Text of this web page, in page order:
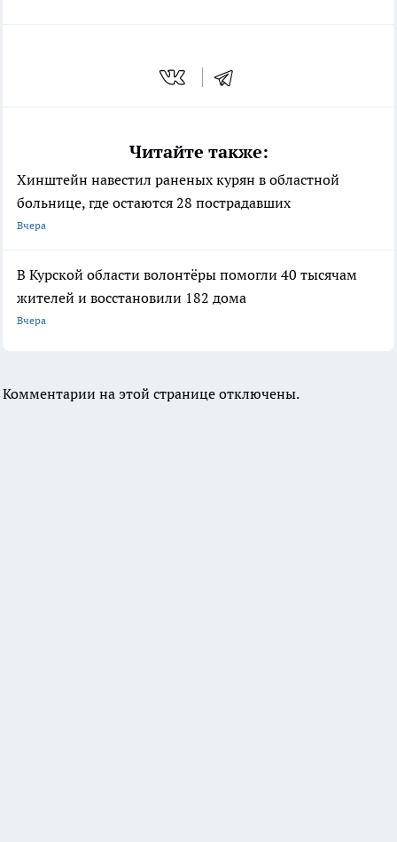
Читайте также:
Хинштейн навестил раненых курян в областной
больнице, где остаются 28 пострадавших
Вчера
В Курской области волонтёры помогли 40 тысячам
жителей и восстановили 182 дома
Вчера
Комментарии на этой странице отключены.